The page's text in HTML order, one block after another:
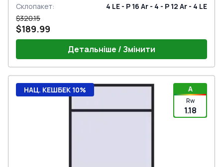
Склопакет:
4 LE - P 16 Ar - 4 - P 12 Ar - 4 LE
$320.15
$189.99
Детальніше / Змінити
A
Rw
1.18
НАЦ. КЕШБЕК 10%